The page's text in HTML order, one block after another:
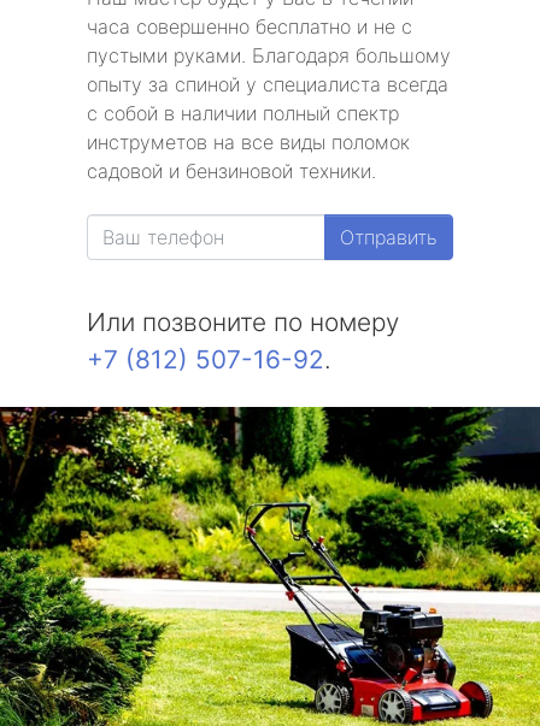
часа совершенно бесплатно и не с
пустыми руками. Благодаря большому
опыту за спиной у специалиста всегда
с собой в наличии полный спектр
инструметов на все виды поломок
садовой и бензиновой техники.
Отправить
Или позвоните по номеру
+7 (812) 507-16-92.